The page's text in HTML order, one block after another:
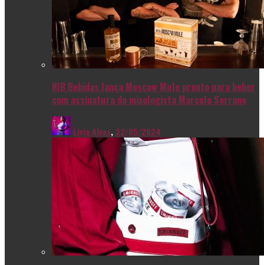
NIB Bebidas lança Moscow Mule pronto para beber
com assinatura do mixologista Marcelo Serrano
Livia Alves, 22/05/2024